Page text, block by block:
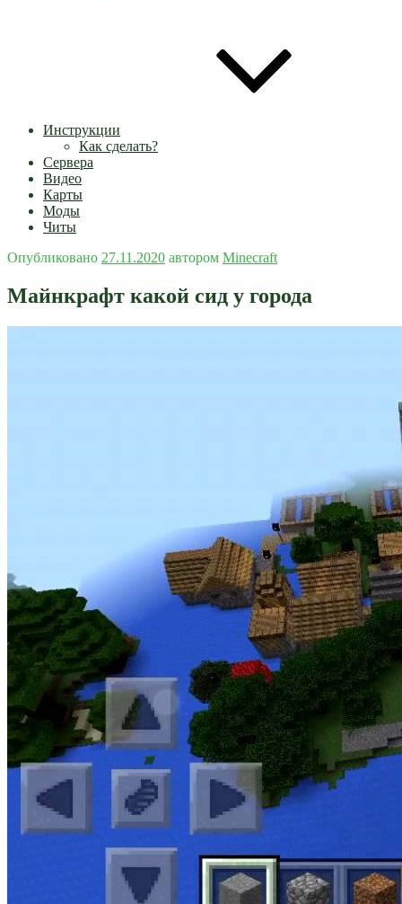
Инструкции
Как сделать?
Сервера
Видео
Карты
Моды
Читы
Опубликовано 27.11.2020 автором Minecraft
Майнкрафт какой сид у города